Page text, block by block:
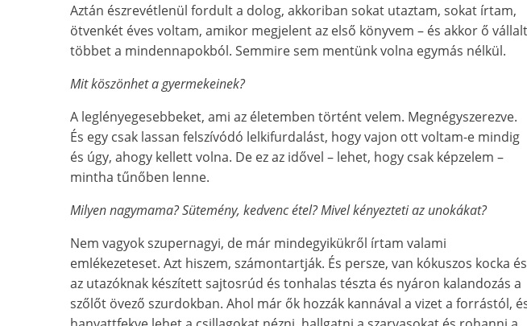
Aztán észrevétlenül fordult a dolog, akkoriban sokat utaztam, sokat írtam,
ötvenkét éves voltam, amikor megjelent az első könyvem – és akkor ő vállalt
többet a mindennapokból. Semmire sem mentünk volna egymás nélkül.
Mit köszönhet a gyermekeinek?
A leglényegesebbeket, ami az életemben történt velem. Megnégyszerezve.
És egy csak lassan felszívódó lelkifurdalást, hogy vajon ott voltam-e mindig
és úgy, ahogy kellett volna. De ez az idővel – lehet, hogy csak képzelem –
mintha tűnőben lenne.
Milyen nagymama? Sütemény, kedvenc étel? Mivel kényezteti az unokákat?
Nem vagyok szupernagyi, de már mindegyikükről írtam valami
emlékezeteset. Azt hiszem, számontartják. És persze, van kókuszos kocka és
az utazóknak készített sajtosrúd és tonhalas tészta és nyáron kalandozás a
szőlőt övező szurdokban. Ahol már ők hozzák kannával a vizet a forrástól,